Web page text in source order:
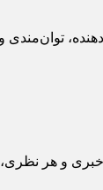
توان‌مندی
خبری و هر